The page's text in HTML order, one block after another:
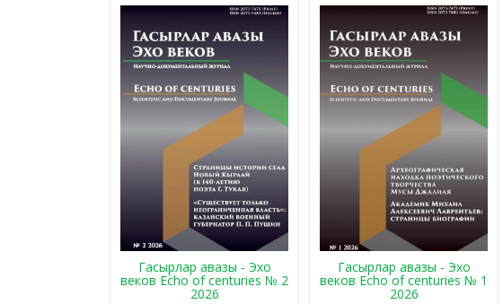
Гасырлар авазы - Эхо
веков Echo of centuries № 2
2026
Гасырлар авазы - Эхо
веков Echo of centuries № 1
2026